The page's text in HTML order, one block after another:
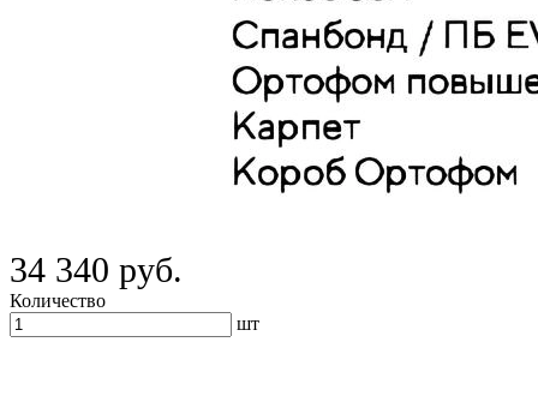
34 340 руб.
Количество
шт